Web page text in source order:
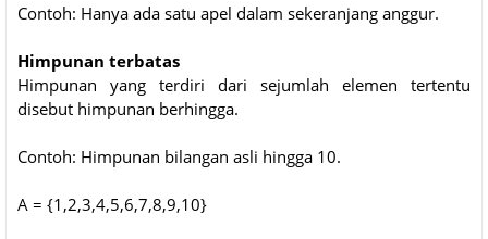
Contoh: Hanya ada satu apel dalam sekeranjang anggur.
Himpunan terbatas
Himpunan yang terdiri dari sejumlah elemen tertentu
disebut himpunan berhingga.
Contoh: Himpunan bilangan asli hingga 10.
A = {1,2,3,4,5,6,7,8,9,10}